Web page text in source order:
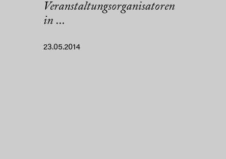
Veranstaltungsorganisatoren
in ...
23.05.2014